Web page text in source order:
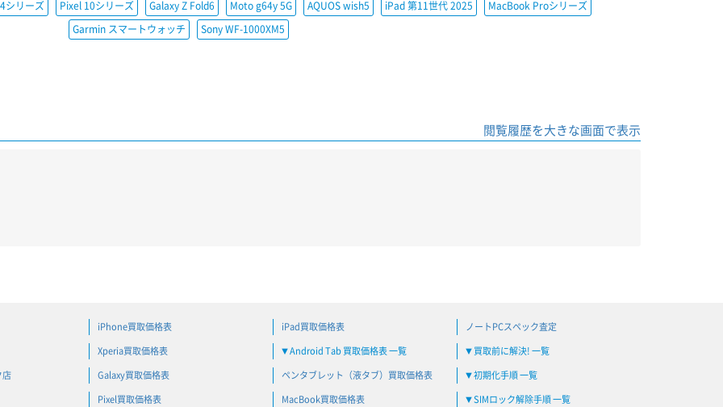
シリーズ Pixel 10シリーズ Galaxy Z Fold6 Moto g64y 5G AQUOS wish5 iPad 第11世代 2025 MacBook Proシリーズ
Garmin スマートウォッチ Sony WF-1000XM5
閲覧履歴を大きな画面で表示
店
iPhone買取価格表
Xperia買取価格表
Galaxy買取価格表
Pixel買取価格表
iPad買取価格表
▼ Android Tab 買取価格表 一覧
ペンタブレット（液タブ）買取価格表
MacBook買取価格表
ノートPCスペック査定
▼ 買取前に解決! 一覧
▼ 初期化手順 一覧
▼ SIMロック解除手順 一覧